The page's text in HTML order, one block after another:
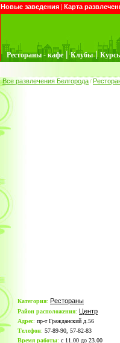
Новые заведения | Карта
Рестораны - кафе | Клубы |
Все развлечения Белгорода /
Категория: Рестораны
Район расположения: Центр
Адрес: пр-т Гражданский д.56
Телефон: 57-89-90, 57-82-83
Время работы: с 11.00 до 23.00